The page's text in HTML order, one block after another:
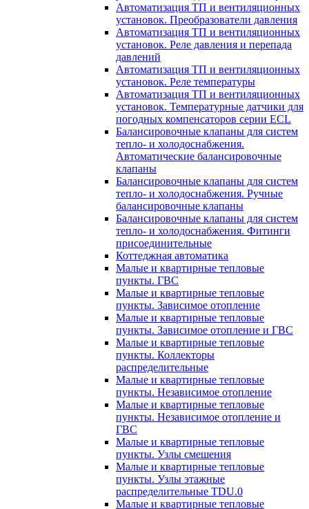
Автоматизация ТП и вентиляционных
установок. Преобразователи давления
Автоматизация ТП и вентиляционных
установок. Реле давления и перепада
давлений
Автоматизация ТП и вентиляционных
установок. Реле температуры
Автоматизация ТП и вентиляционных
установок. Температурные датчики для
погодных компенсаторов серии ECL
Балансировочные клапаны для систем
тепло- и холодоснабжения.
Автоматические балансировочные
клапаны
Балансировочные клапаны для систем
тепло- и холодоснабжения. Ручные
балансировочные клапаны
Балансировочные клапаны для систем
тепло- и холодоснабжения. Фитинги
присоединительные
Коттеджная автоматика
Малые и квартирные тепловые
пункты. ГВС
Малые и квартирные тепловые
пункты. Зависимое отопление
Малые и квартирные тепловые
пункты. Зависимое отопление и ГВС
Малые и квартирные тепловые
пункты. Коллекторы
распределительные
Малые и квартирные тепловые
пункты. Независимое отопление
Малые и квартирные тепловые
пункты. Независимое отопление и
ГВС
Малые и квартирные тепловые
пункты. Узлы смешения
Малые и квартирные тепловые
пункты. Узлы этажные
распределительные TDU.0
Малые и квартирные тепловые